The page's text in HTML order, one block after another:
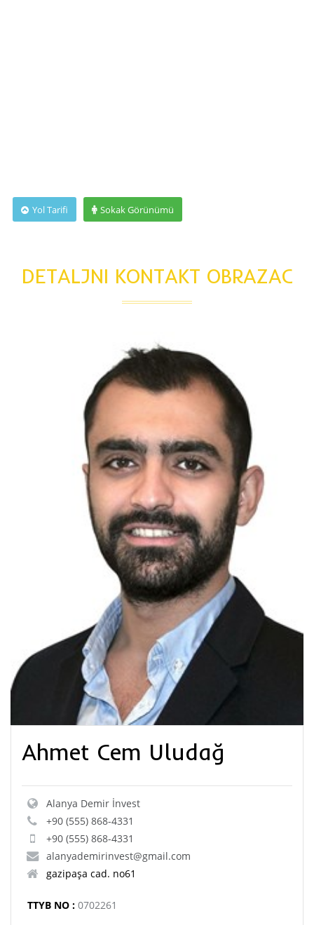
Yol Tarifi Sokak Görünümü
DETALJNI KONTAKT OBRAZAC
Ahmet Cem Uludağ
Alanya Demir İnvest
+90 (555) 868-4331
+90 (555) 868-4331
alanyademirinvest@gmail.com
gazipaşa cad. no61
TTYB NO : 0702261